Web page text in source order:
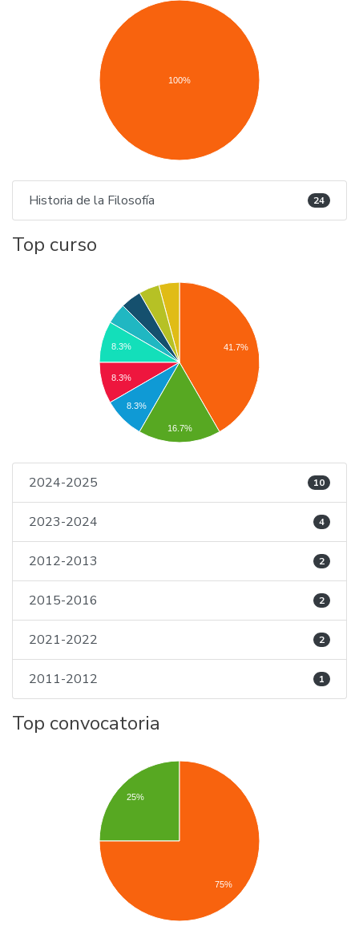
100%
Historia de la Filosofía 24
Top curso
41.7%
8.3%
8.3%
8.3%
16.7%
2024-2025 10
2023-2024 4
2012-2013 2
2015-2016 2
2021-2022 2
2011-2012 1
Top convocatoria
25%
75%